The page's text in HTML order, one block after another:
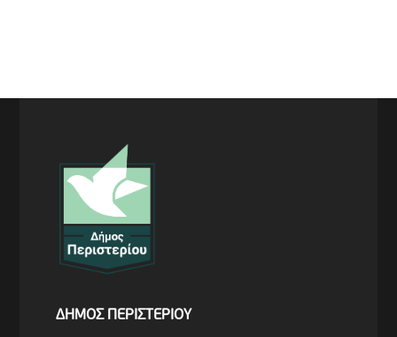
ΔΗΜΟΣ ΠΕΡΙΣΤΕΡΙΟΥ